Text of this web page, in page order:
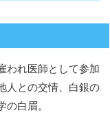
われ医師として参加
人との交情、白銀の
白眉。